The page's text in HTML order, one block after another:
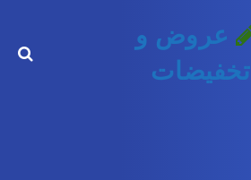
عروض و
تخفيضات